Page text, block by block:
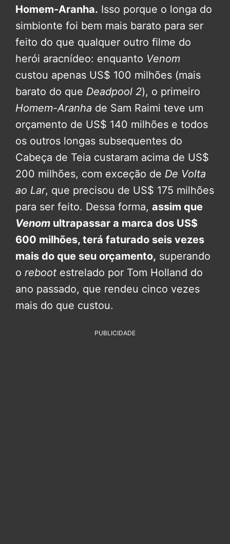
Homem-Aranha. Isso porque o longa do
simbionte foi bem mais barato para ser
feito do que qualquer outro filme do
herói aracnídeo: enquanto Venom
custou apenas US$ 100 milhões (mais
barato do que Deadpool 2), o primeiro
Homem-Aranha de Sam Raimi teve um
orçamento de US$ 140 milhões e todos
os outros longas subsequentes do
Cabeça de Teia custaram acima de US$
200 milhões, com exceção de De Volta
ao Lar, que precisou de US$ 175 milhões
para ser feito. Dessa forma, assim que
Venom ultrapassar a marca dos US$
600 milhões, terá faturado seis vezes
mais do que seu orçamento, superando
o reboot estrelado por Tom Holland do
ano passado, que rendeu cinco vezes
mais do que custou.
PUBLICIDADE